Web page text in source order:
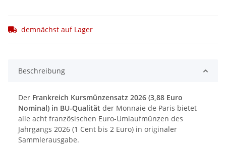
demnächst auf Lager
Beschreibung
Der Frankreich Kursmünzensatz 2026 (3,88 Euro
Nominal) in BU-Qualität der Monnaie de Paris bietet
alle acht französischen Euro-Umlaufmünzen des
Jahrgangs 2026 (1 Cent bis 2 Euro) in originaler
Sammlerausgabe.